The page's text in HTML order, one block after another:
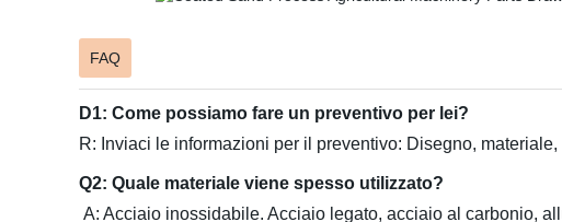
FAQ
D1: Come possiamo fare un preventivo per lei?
R: Inviaci le informazioni per il preventivo: Disegno,
Q2: Quale materiale viene spesso utilizzato?
A: Acciaio inossidabile. Acciaio legato, acciaio al carbonio,